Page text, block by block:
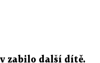
zabilo další dítě.